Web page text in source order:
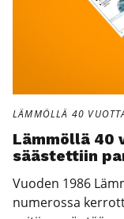
LÄMMÖLLÄ 40
Läm­möl­lä 40
sääs­tet­tiin
Vuoden 1986
numerossa